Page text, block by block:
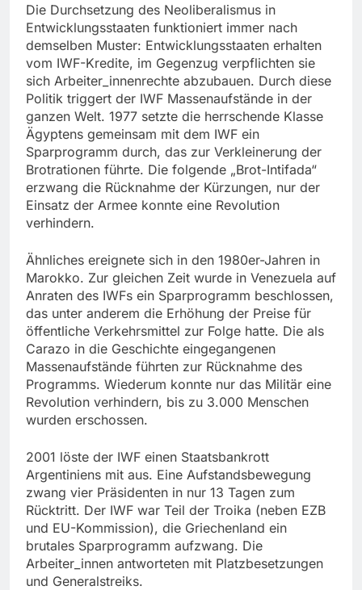
Die Durchsetzung des Neoliberalismus in
Entwicklungsstaaten funktioniert immer nach
demselben Muster: Entwicklungsstaaten erhalten
vom IWF-Kredite, im Gegenzug verpflichten sie
sich Arbeiter_innenrechte abzubauen. Durch diese
Politik triggert der IWF Massenaufstände in der
ganzen Welt. 1977 setzte die herrschende Klasse
Ägyptens gemeinsam mit dem IWF ein
Sparprogramm durch, das zur Verkleinerung der
Brotrationen führte. Die folgende „Brot-Intifada“
erzwang die Rücknahme der Kürzungen, nur der
Einsatz der Armee konnte eine Revolution
verhindern.
Ähnliches ereignete sich in den 1980er-Jahren in
Marokko. Zur gleichen Zeit wurde in Venezuela auf
Anraten des IWFs ein Sparprogramm beschlossen,
das unter anderem die Erhöhung der Preise für
öffentliche Verkehrsmittel zur Folge hatte. Die als
Carazo in die Geschichte eingegangenen
Massenaufstände führten zur Rücknahme des
Programms. Wiederum konnte nur das Militär eine
Revolution verhindern, bis zu 3.000 Menschen
wurden erschossen.
2001 löste der IWF einen Staatsbankrott
Argentiniens mit aus. Eine Aufstandsbewegung
zwang vier Präsidenten in nur 13 Tagen zum
Rücktritt. Der IWF war Teil der Troika (neben EZB
und EU-Kommission), die Griechenland ein
brutales Sparprogramm aufzwang. Die
Arbeiter_innen antworteten mit Platzbesetzungen
und Generalstreiks.